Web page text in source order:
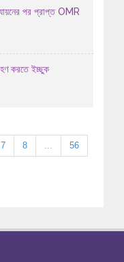
পর প্রাপ্ত OMR
করতে ইচ্ছুক
7 8 56